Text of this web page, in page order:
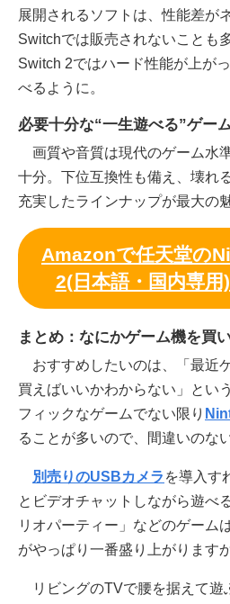
展開されるソフトは、性能差が
Switchでは販売されないことも
Switch 2ではハード性能が上が
べるように。
必要十分な“一生遊べる”ゲー
画質や音質は現代のゲーム水
十分。下位互換性も備え、壊れ
充実したラインナップが最大の
Amazonで任天堂の
2(日本語・国内専用
まとめ：なにかゲーム機を買
おすすめしたいのは、「最近
買えばいいかわからない」とい
フィックなゲームでない限り
ることが多いので、間違いのな
別売りのUSBカメラ を導入す
とビデオチャットしながら遊べ
リオパーティー」などのゲーム
がやっぱり一番盛り上がります
リビングのTVで腰を据えて遊